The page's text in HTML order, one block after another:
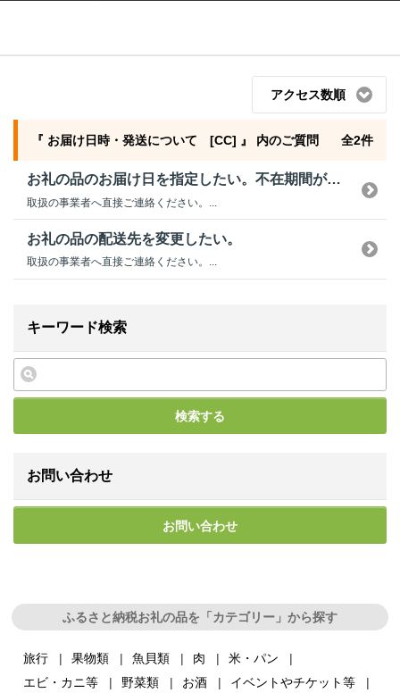
ふるぽ featuring ふるさとチョイスはじめて
アクセス数順
『 お届け日時・発送について [CC] 』 内のご質問 全2件
お礼の品のお届け日を指定したい。不在期間があるため、発送日を確認したい。
取扱の事業者へ直接ご連絡ください。...
お礼の品の配送先を変更したい。
取扱の事業者へ直接ご連絡ください。...
キーワード検索
検索する
お問い合わせ
お問い合わせ
ふるさと納税お礼の品を「カテゴリー」から探す
旅行 果物類 魚貝類 肉
米・パン
エビ・カニ等
野菜類 お酒
イベントやチケット等